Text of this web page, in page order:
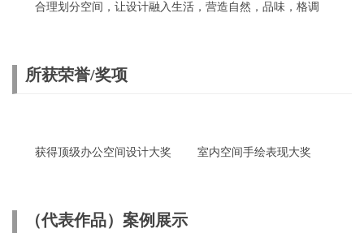
合理划分空间，让设计融入生活，营造自然，品味，格调
所获荣誉/奖项
获得顶级办公空间设计大奖 室内空间手绘表现大奖
（代表作品）案例展示